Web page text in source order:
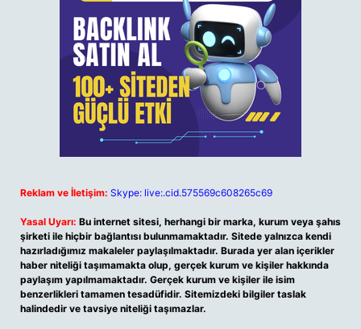
Reklam ve İletişim: Skype: live:.cid.575569c608265c69
Yasal Uyarı: Bu internet sitesi, herhangi bir marka, kurum veya şahıs
şirketi ile hiçbir bağlantısı bulunmamaktadır. Sitede yalnızca kendi
hazırladığımız makaleler paylaşılmaktadır. Burada yer alan içerikler
haber niteliği taşımamakta olup, gerçek kurum ve kişiler hakkında
paylaşım yapılmamaktadır. Gerçek kurum ve kişiler ile isim
benzerlikleri tamamen tesadüfidir. Sitemizdeki bilgiler taslak
halindedir ve tavsiye niteliği taşımazlar.